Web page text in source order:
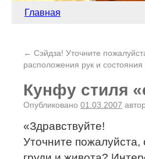
Главная
← Сэйдза! Уточните
расположения рук и состояния
Кунфу стиля
Опубликовано 01.03.2007
«Здравствуйте!
Уточните пожалуйста,